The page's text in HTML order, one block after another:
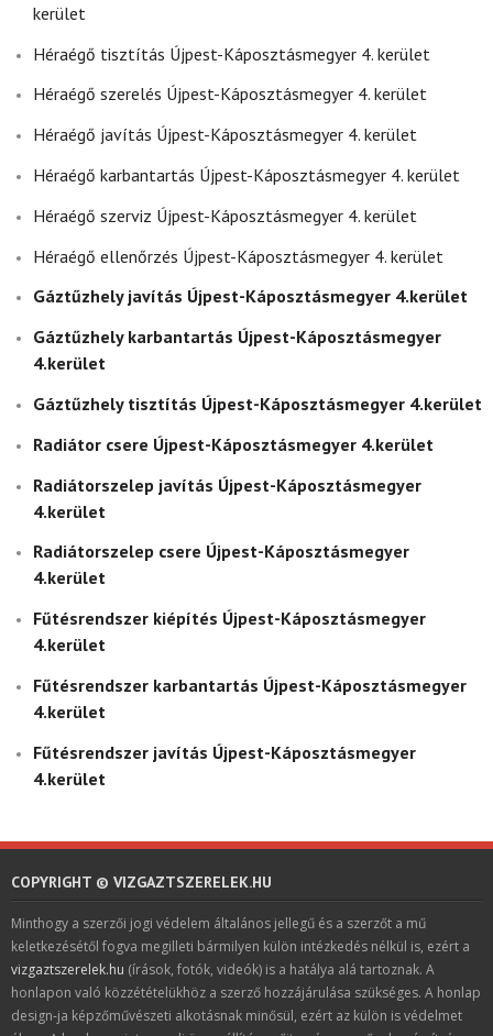
kerület
Héraégő tisztítás Újpest-Káposztásmegyer 4. kerület
Héraégő szerelés Újpest-Káposztásmegyer 4. kerület
Héraégő javítás Újpest-Káposztásmegyer 4. kerület
Héraégő karbantartás Újpest-Káposztásmegyer 4. kerület
Héraégő szerviz Újpest-Káposztásmegyer 4. kerület
Héraégő ellenőrzés Újpest-Káposztásmegyer 4. kerület
Gáztűzhely javítás Újpest-Káposztásmegyer 4.kerület
Gáztűzhely karbantartás Újpest-Káposztásmegyer
4.kerület
Gáztűzhely tisztítás Újpest-Káposztásmegyer 4.kerület
Radiátor csere Újpest-Káposztásmegyer 4.kerület
Radiátorszelep javítás Újpest-Káposztásmegyer
4.kerület
Radiátorszelep csere Újpest-Káposztásmegyer
4.kerület
Fűtésrendszer kiépítés Újpest-Káposztásmegyer
4.kerület
Fűtésrendszer karbantartás Újpest-Káposztásmegyer
4.kerület
Fűtésrendszer javítás Újpest-Káposztásmegyer
4.kerület
COPYRIGHT © VIZGAZTSZERELEK.HU
Minthogy a szerzői jogi védelem általános jellegű és a szerzőt a mű
keletkezésétől fogva megilleti bármilyen külön intézkedés nélkül is, ezért a
vizgaztszerelek.hu (írások, fotók, videók) is a hatálya alá tartoznak. A
honlapon való közzétételükhöz a szerző hozzájárulása szükséges. A honlap
design-ja képzőművészeti alkotásnak minősül, ezért az külön is védelmet